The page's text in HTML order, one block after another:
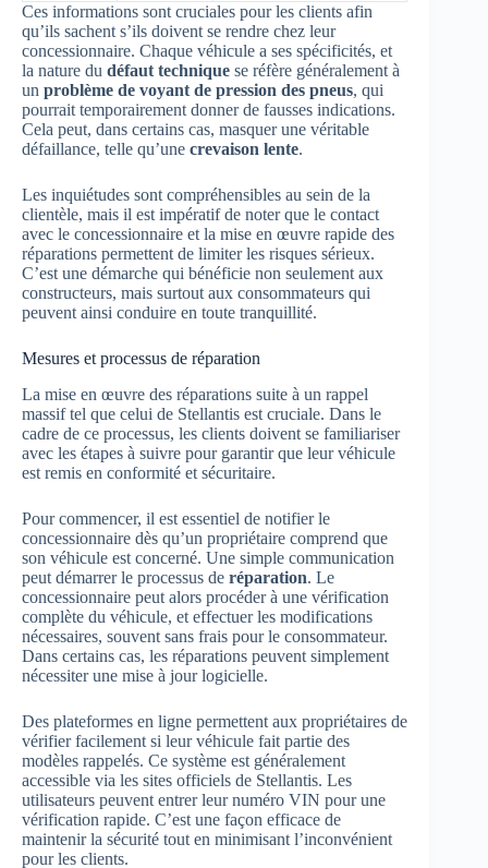
Ces informations sont cruciales pour les clients afin
qu’ils sachent s’ils doivent se rendre chez leur
concessionnaire. Chaque véhicule a ses spécificités, et
la nature du défaut technique se réfère généralement à
un problème de voyant de pression des pneus, qui
pourrait temporairement donner de fausses indications.
Cela peut, dans certains cas, masquer une véritable
défaillance, telle qu’une crevaison lente.
Les inquiétudes sont compréhensibles au sein de la
clientèle, mais il est impératif de noter que le contact
avec le concessionnaire et la mise en œuvre rapide des
réparations permettent de limiter les risques sérieux.
C’est une démarche qui bénéficie non seulement aux
constructeurs, mais surtout aux consommateurs qui
peuvent ainsi conduire en toute tranquillité.
Mesures et processus de réparation
La mise en œuvre des réparations suite à un rappel
massif tel que celui de Stellantis est cruciale. Dans le
cadre de ce processus, les clients doivent se familiariser
avec les étapes à suivre pour garantir que leur véhicule
est remis en conformité et sécuritaire.
Pour commencer, il est essentiel de notifier le
concessionnaire dès qu’un propriétaire comprend que
son véhicule est concerné. Une simple communication
peut démarrer le processus de réparation. Le
concessionnaire peut alors procéder à une vérification
complète du véhicule, et effectuer les modifications
nécessaires, souvent sans frais pour le consommateur.
Dans certains cas, les réparations peuvent simplement
nécessiter une mise à jour logicielle.
Des plateformes en ligne permettent aux propriétaires de
vérifier facilement si leur véhicule fait partie des
modèles rappelés. Ce système est généralement
accessible via les sites officiels de Stellantis. Les
utilisateurs peuvent entrer leur numéro VIN pour une
vérification rapide. C’est une façon efficace de
maintenir la sécurité tout en minimisant l’inconvénient
pour les clients.